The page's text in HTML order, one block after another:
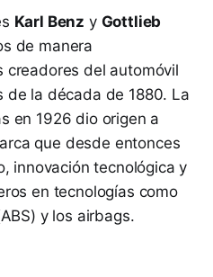
Karl Benz y Gottlieb
de manera
creadores del automóvil
de la década de 1880. La
en 1926 dio origen a
que desde entonces
innovación tecnológica y
en tecnologías como
y los airbags.